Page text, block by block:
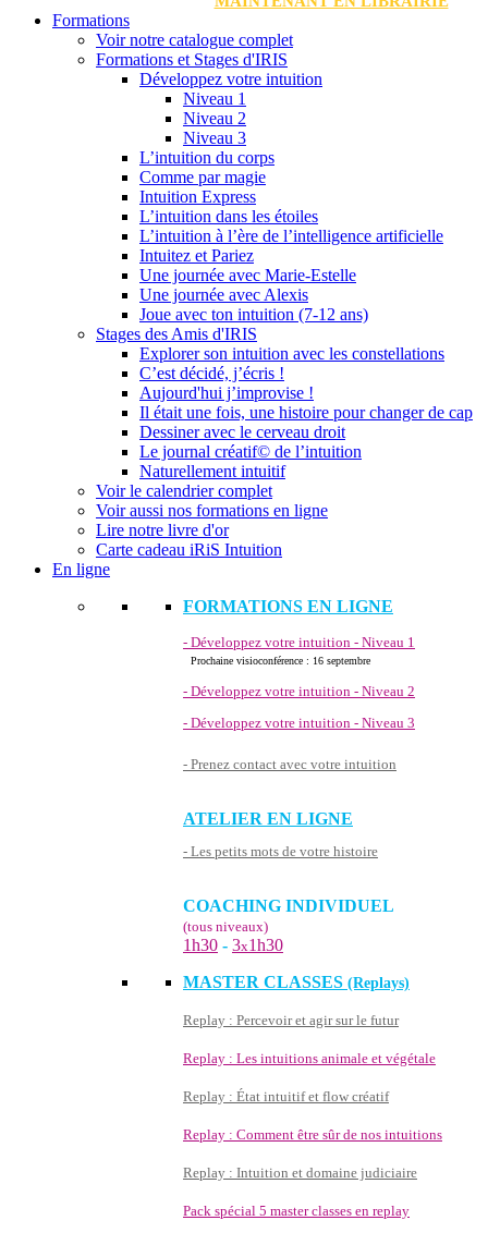
Formations
Voir notre catalogue complet
Formations et Stages d'IRIS
Développez votre intuition
Niveau 1
Niveau 2
Niveau 3
L’intuition du corps
Comme par magie
Intuition Express
L’intuition dans les étoiles
L’intuition à l’ère de l’intelligence artificielle
Intuitez et Pariez
Une journée avec Marie-Estelle
Une journée avec Alexis
Joue avec ton intuition (7-12 ans)
Stages des Amis d'IRIS
Explorer son intuition avec les constellations
C’est décidé, j’écris !
Aujourd'hui j’improvise !
Il était une fois, une histoire pour changer de cap
Dessiner avec le cerveau droit
Le journal créatif© de l’intuition
Naturellement intuitif
Voir le calendrier complet
Voir aussi nos formations en ligne
Lire notre livre d'or
Carte cadeau iRiS Intuition
En ligne
FORMATIONS EN LIGNE
- Développez votre intuition - Niveau 1
Prochaine visioconférence : 16 septembre
- Développez votre intuition - Niveau 2
- Développez votre intuition - Niveau 3
- Prenez contact avec votre intuition
ATELIER EN LIGNE
- Les petits mots de votre histoire
COACHING INDIVIDUEL
(tous niveaux)
1h30 - 3x1h30
MASTER CLASSES (Replays)
Replay : Percevoir et agir sur le futur
Replay : Les intuitions animale et végétale
Replay : État intuitif et flow créatif
Replay : Comment être sûr de nos intuitions
Replay : Intuition et domaine judiciaire
Pack spécial 5 master classes en replay